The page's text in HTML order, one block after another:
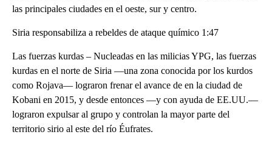
las principales ciudades en el oeste, sur y centro.
Siria responsabiliza a rebeldes de ataque químico 1:47
Las fuerzas kurdas – Nucleadas en las milicias YPG, las fuerzas
kurdas en el norte de Siria —una zona conocida por los kurdos
como Rojava— lograron frenar el avance de en la ciudad de
Kobani en 2015, y desde entonces —y con ayuda de EE.UU.—
lograron expulsar al grupo y controlan la mayor parte del
territorio sirio al este del río Éufrates.